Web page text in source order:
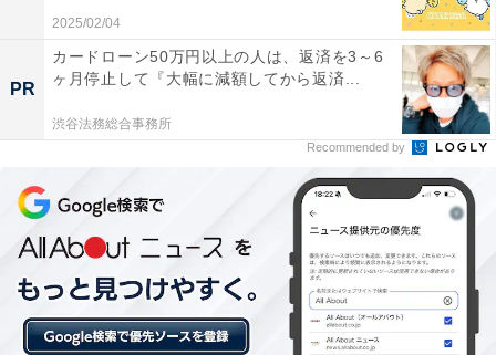
アトラクション的なハラハラするシチュエーションが主
体でありながら、ドラマ面も魅力的に仕上がっていま
す。主人公は悲しい過去を抱えながらも新たに竜巻に挑
む真面目な女性気象学者で、そのライバルとなるのは一
見すると軽薄そうなYouTuberのため、初めこそ「なんだ
よあいつ……」と思ってしまうものの、徐々に「あれ？
この人ひょっとしていい人……？」な面が見えてくる過
程が面白いのです。
2025/02/04
PR
カードローン50万円以上の人は、返済を3～6
ヶ月停止して『大幅に減額してから返済...
渋谷法務総合事務所
Recommended by